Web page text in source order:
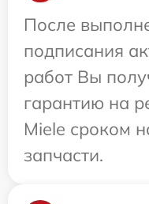
После
подписания
работ Вы
гарантию на
Miele сроком
запчасти.